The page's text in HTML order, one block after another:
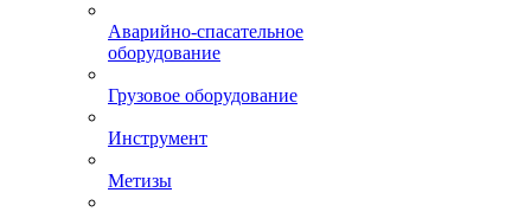
Аварийно-спасательное
оборудование
Грузовое оборудование
Инструмент
Метизы